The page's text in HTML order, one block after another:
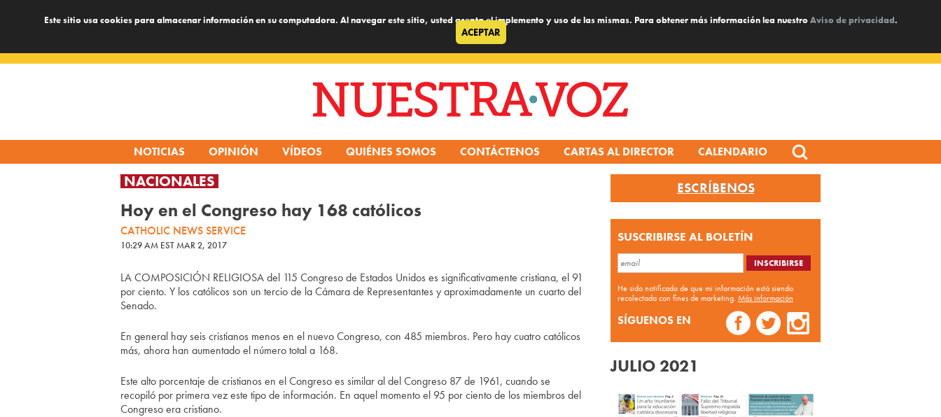
Este sitio usa cookies para almacenar información en su computadora. Al navegar este sitio, usted acepta el implemento y uso de las mismas. Para obtener más información lea nuestroAviso de privacidad.
ACEPTAR
NOTICIAS OPINIÓN VÍDEOS QUIÉNES SOMOS CONTÁCTENOS CARTAS AL DIRECTOR CALENDARIO
Search
for:
NACIONALES
Hoy en el Congreso hay 168 católicos
CATHOLIC NEWS SERVICE
10:29 AM EST MAR 2, 2017
LA COMPOSICIÓN RELIGIOSA del 115 Congreso de Estados Unidos es significativamente cristiana, el 91
por ciento. Y los católicos son un tercio de la Cámara de Representantes y aproximadamente un cuarto del
Senado.
En general hay seis cristianos menos en el nuevo Congreso, con 485 miembros. Pero hay cuatro católicos
más, ahora han aumentado el número total a 168.
Este alto porcentaje de cristianos en el Congreso es similar al del Congreso 87 de 1961, cuando se
recopiló por primera vez este tipo de información. En aquel momento el 95 por ciento de los miembros del
Congreso era cristiano.
ESCRÍBENOS
SUSCRIBIRSE AL BOLETÍN
He sido notificado de que mi información está siendo
recolectada con fines de marketing. Más información
SÍGUENOS EN
JULIO 2021